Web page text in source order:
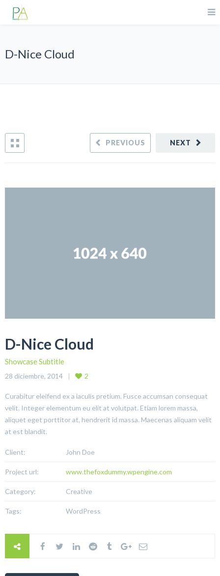
D-Nice Cloud
NEXT
PREVIOUS
D-Nice Cloud
Showcase Subtitle
28 diciembre, 2014 2
Curabitur eleifend ex a iaculis pretium. Fusce accumsan consequat
velit. Integer elementum eu elit at volutpat. Etiam lorem massa,
aliquet eget porttitor at, hendrerit id massa. Maecenas aliquam velit
at est blandit.
Client: John Doe
Project url: www.thefoxdummy.wpengine.com
Category: Creative
Tags: WordPress